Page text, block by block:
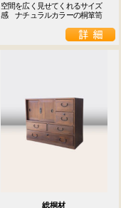
空間を広く見せてくれるサイズ
感　ナチュラルカラーの桐箪笥
総桐材